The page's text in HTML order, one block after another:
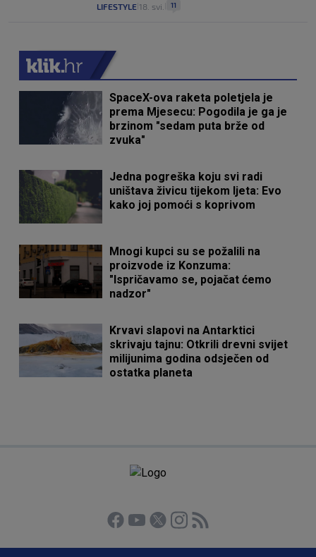
LIFESTYLE 18. svi. 11
SpaceX-ova raketa poletjela je
prema Mjesecu: Pogodila je ga je
brzinom "sedam puta brže od
zvuka"
Jedna pogreška koju svi radi
uništava živicu tijekom ljeta: Evo
kako joj pomoći s koprivom
Mnogi kupci su se požalili na
proizvode iz Konzuma:
"Ispričavamo se, pojačat ćemo
nadzor"
Krvavi slapovi na Antarktici
skrivaju tajnu: Otkrili drevni svijet
milijunima godina odsječen od
ostatka planeta